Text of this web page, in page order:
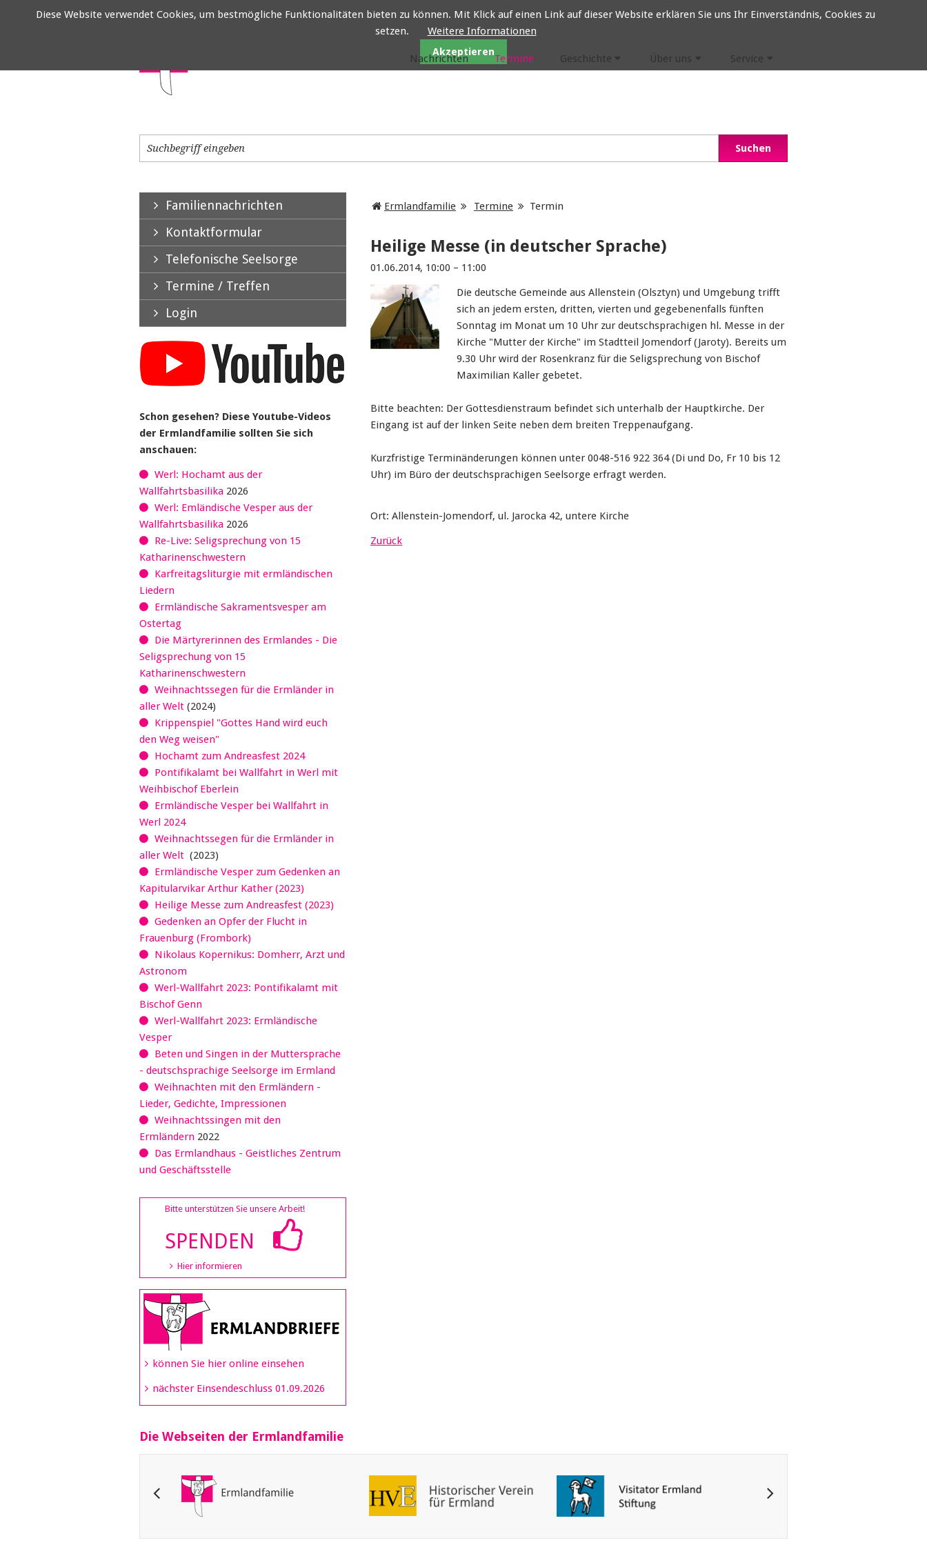
Nachrichten
Termine Geschichte Über uns Service
Ermlandfamilie Termine Termin
Heilige Messe (in deutscher Sprache)
01.06.2014, 10:00 – 11:00
Die deutsche Gemeinde aus Allenstein (Olsztyn) und Umgebung trifft
sich an jedem ersten, dritten, vierten und gegebenenfalls fünften
Sonntag im Monat um 10 Uhr zur deutschsprachigen hl. Messe in der
Kirche "Mutter der Kirche" im Stadtteil Jomendorf (Jaroty). Bereits um
9.30 Uhr wird der Rosenkranz für die Seligsprechung von Bischof
Maximilian Kaller gebetet.
Bitte beachten: Der Gottesdienstraum befindet sich unterhalb der Hauptkirche. Der
Eingang ist auf der linken Seite neben dem breiten Treppenaufgang.
Kurzfristige Terminänderungen können unter 0048-516 922 364 (Di und Do, Fr 10 bis 12
Uhr) im Büro der deutschsprachigen Seelsorge erfragt werden.
Ort: Allenstein-Jomendorf, ul. Jarocka 42, untere Kirche
Zurück
Familiennachrichten
Kontaktformular
Telefonische Seelsorge
Termine / Treffen
Login
Schon gesehen? Diese Youtube-Videos
der Ermlandfamilie sollten Sie sich
anschauen:
Werl: Hochamt aus der
Wallfahrtsbasilika 2026
Werl: Emländische Vesper aus der
Wallfahrtsbasilika 2026
Re-Live: Seligsprechung von 15
Katharinenschwestern
Karfreitagsliturgie mit ermländischen
Liedern
Ermländische Sakramentsvesper am
Ostertag
Die Märtyrerinnen des Ermlandes - Die
Seligsprechung von 15
Katharinenschwestern
Weihnachtssegen für die Ermländer in
aller Welt (2024)
Krippenspiel "Gottes Hand wird euch
den Weg weisen"
Hochamt zum Andreasfest 2024
Pontifikalamt bei Wallfahrt in Werl mit
Weihbischof Eberlein
Ermländische Vesper bei Wallfahrt in
Werl 2024
Weihnachtssegen für die Ermländer in
aller Welt (2023)
Ermländische Vesper zum Gedenken an
Kapitularvikar Arthur Kather (2023)
Heilige Messe zum Andreasfest (2023)
Gedenken an Opfer der Flucht in
Frauenburg (Frombork)
Nikolaus Kopernikus: Domherr, Arzt und
Astronom
Werl-Wallfahrt 2023: Pontifikalamt mit
Bischof Genn
Werl-Wallfahrt 2023: Ermländische
Vesper
Beten und Singen in der Muttersprache
- deutschsprachige Seelsorge im Ermland
Weihnachten mit den Ermländern -
Lieder, Gedichte, Impressionen
Weihnachtssingen mit den
Ermländern 2022
Das Ermlandhaus - Geistliches Zentrum
und Geschäftsstelle
Bitte unterstützen Sie unsere Arbeit!
SPENDEN
Hier informieren
können Sie hier online einsehen
nächster Einsendeschluss 01.09.2026
Die Webseiten der Ermlandfamilie
Diese Website verwendet Cookies, um bestmögliche Funktionalitäten bieten zu können. Mit Klick auf einen Link auf dieser Website erklären Sie uns Ihr Einverständnis, Cookies zu
setzen.
Weitere Informationen
Akzeptieren